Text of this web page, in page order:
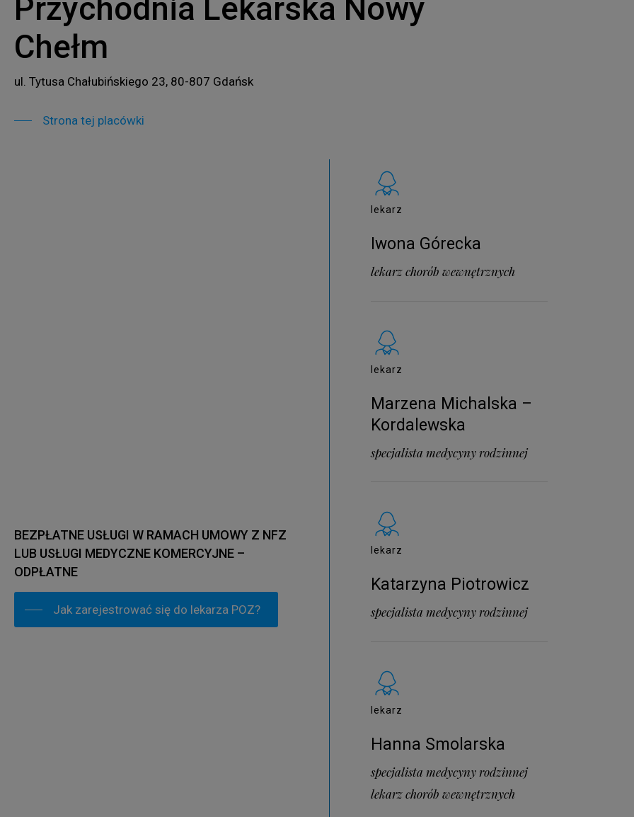
Przychodnia Lekarska Nowy
Chełm
ul. Tytusa Chałubińskiego 23, 80-807 Gdańsk
Strona tej placówki
BEZPŁATNE USŁUGI W RAMACH UMOWY Z NFZ
LUB USŁUGI MEDYCZNE KOMERCYJNE –
ODPŁATNE
Jak zarejestrować się do lekarza POZ?
lekarz
Iwona Górecka
lekarz chorób wewnętrznych
lekarz
Marzena Michalska –
Kordalewska
specjalista medycyny rodzinnej
lekarz
Katarzyna Piotrowicz
specjalista medycyny rodzinnej
lekarz
Hanna Smolarska
specjalista medycyny rodzinnej
lekarz chorób wewnętrznych